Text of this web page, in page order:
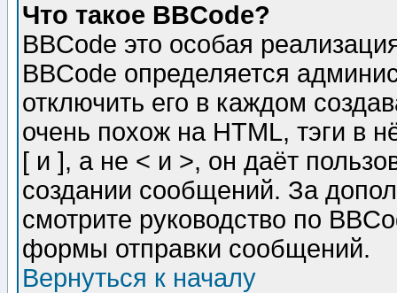
Что такое BBCode?
BBCode это особая
BBCode определяется
отключить его в каждом
очень похож на HTML, тэги в
[ и ], а не < и >, он даёт
создании сообщений. За
смотрите руководство по
формы отправки сообщений.
Вернуться к началу